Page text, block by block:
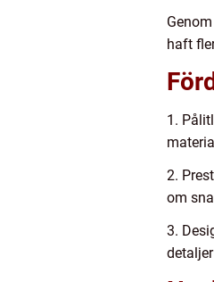
haft
1.
2.
om
3.